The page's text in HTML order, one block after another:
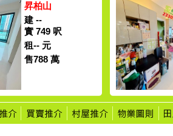
昇柏山
建 --
實 749 呎
租-- 元
售788 萬